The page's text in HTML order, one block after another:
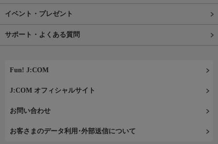
イベント・プレゼント
サポート・よくある質問
Fun! J:COM
J:COM オフィシャルサイト
お問い合わせ
お客さまのデータ利用･外部送信について